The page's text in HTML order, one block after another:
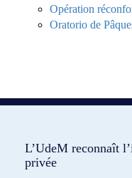
Opération
Oratorio de
L’UdeM reconnaît
privée